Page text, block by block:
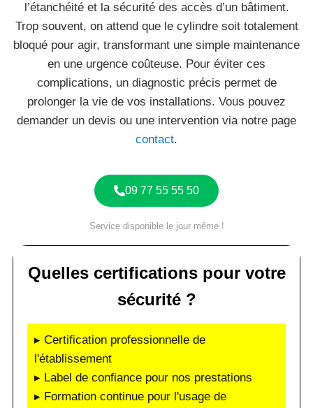
l’étanchéité et la sécurité des accès d’un bâtiment.
Trop souvent, on attend que le cylindre soit totalement
bloqué pour agir, transformant une simple maintenance
en une urgence coûteuse. Pour éviter ces
complications, un diagnostic précis permet de
prolonger la vie de vos installations. Vous pouvez
demander un devis ou une intervention via notre page
contact.
09 77 55 55 50
Service disponible le jour même !
Quelles certifications pour votre
sécurité ?
▸ Certification professionnelle de
l'établissement
▸ Label de confiance pour nos prestations
▸ Formation continue pour l'usage de